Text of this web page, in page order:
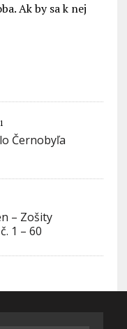
Ak by sa k nej
Černobyľa
– Zošity
1 – 60